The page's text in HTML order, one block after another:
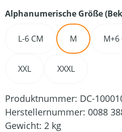
Alphanumerische Größe
L-6 CM M M+6
XXL XXXL
Produktnummer: DC-
Herstellernummer: 0088
Gewicht: 2 kg